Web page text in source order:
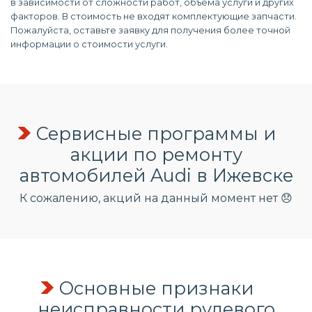
в зависимости от сложности работ, объема услуги и других
факторов. В стоимость не входят комплектующие запчасти.
Пожалуйста, оставьте заявку для получения более точной
информации о стоимости услуги.
Сервисные программы и
акции по ремонту
автомобилей Audi в Ижевске
К сожалению, акций на данный момент нет 😞
Основные признаки